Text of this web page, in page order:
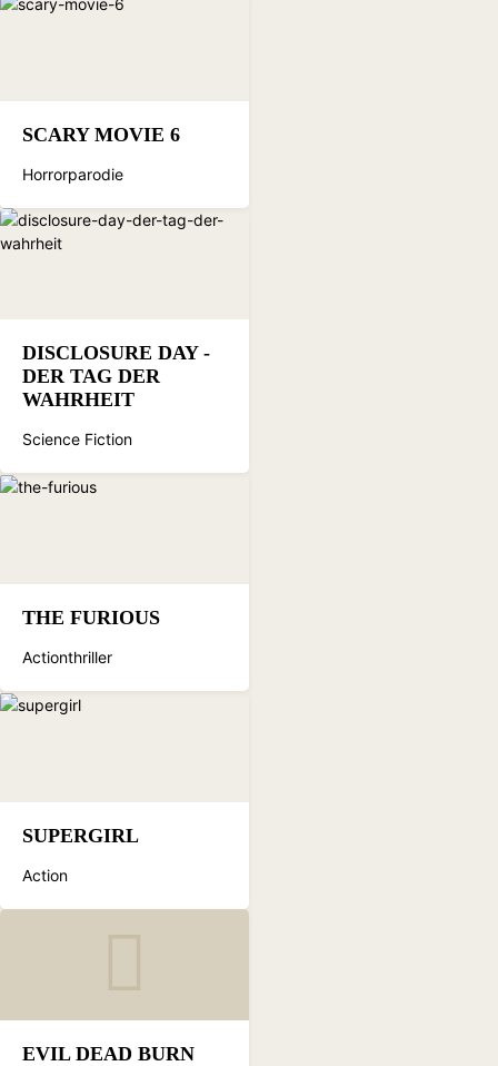
SCARY MOVIE 6
Horrorparodie
DISCLOSURE DAY -
DER TAG DER
WAHRHEIT
Science Fiction
THE FURIOUS
Actionthriller
SUPERGIRL
Action
EVIL DEAD BURN